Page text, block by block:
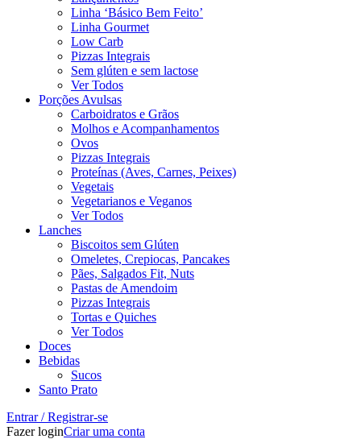
Linha ‘Básico Bem Feito’
Linha Gourmet
Low Carb
Pizzas Integrais
Sem glúten e sem lactose
Ver Todos
Porções Avulsas
Carboidratos e Grãos
Molhos e Acompanhamentos
Ovos
Pizzas Integrais
Proteínas (Aves, Carnes, Peixes)
Vegetais
Vegetarianos e Veganos
Ver Todos
Lanches
Biscoitos sem Glúten
Omeletes, Crepiocas, Pancakes
Pães, Salgados Fit, Nuts
Pastas de Amendoim
Pizzas Integrais
Tortas e Quiches
Ver Todos
Doces
Bebidas
Sucos
Santo Prato
Entrar / Registrar-se
Fazer loginCriar uma conta